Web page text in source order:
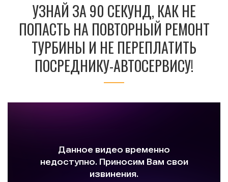
УЗНАЙ ЗА 90 СЕКУНД, КАК НЕ
ПОПАСТЬ НА ПОВТОРНЫЙ РЕМОНТ
ТУРБИНЫ И НЕ ПЕРЕПЛАТИТЬ
ПОСРЕДНИКУ-АВТОСЕРВИСУ!